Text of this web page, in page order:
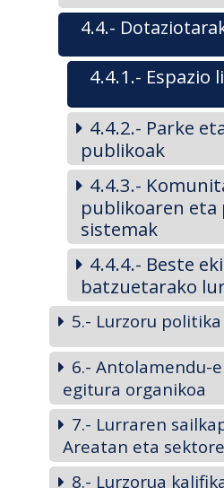
4.4.-
4.4.1.- Espazio
4.4.2.- Parke
publikoak
4.4.3.-
publikoaren
sistemak
4.4.4.- Beste
batzuetarako
5.- Lurzoru politika
6.- Antolamendu-
egitura organikoa
7.- Lurraren
Areatan eta
8.- Lurzorua